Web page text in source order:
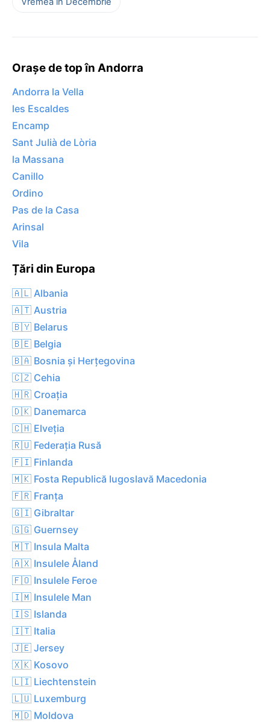
Orașe de top în Andorra
Andorra la Vella
les Escaldes
Encamp
Sant Julià de Lòria
la Massana
Canillo
Ordino
Pas de la Casa
Arinsal
Vila
Țări din Europa
🇦🇱 Albania
🇦🇹 Austria
🇧🇾 Belarus
🇧🇪 Belgia
🇧🇦 Bosnia și Herțegovina
🇨🇿 Cehia
🇭🇷 Croația
🇩🇰 Danemarca
🇨🇭 Elveția
🇷🇺 Federația Rusă
🇫🇮 Finlanda
🇲🇰 Fosta Republică Iugoslavă Macedonia
🇫🇷 Franța
🇬🇮 Gibraltar
🇬🇬 Guernsey
🇲🇹 Insula Malta
🇦🇽 Insulele Åland
🇫🇴 Insulele Feroe
🇮🇲 Insulele Man
🇮🇸 Islanda
🇮🇹 Italia
🇯🇪 Jersey
🇽🇰 Kosovo
🇱🇮 Liechtenstein
🇱🇺 Luxemburg
🇲🇩 Moldova